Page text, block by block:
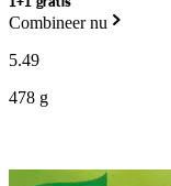
1+1 gratis
Combineer nu
5.49
478 g